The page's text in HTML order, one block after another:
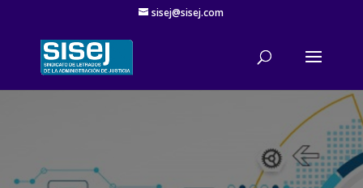
sisej@sisej.com